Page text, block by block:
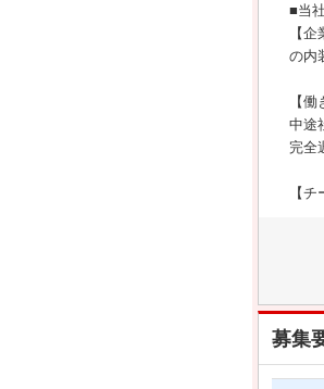
■当
【
の内
【
中途
完全
【
募集